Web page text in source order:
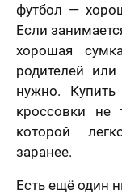
футбол —
Если
хорошая
родителей
нужно.
кроссовки
которой
заранее.
Есть ещё один